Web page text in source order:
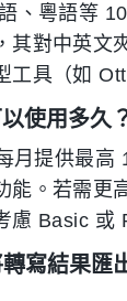
、粵語等
其對中英文
工具（如
使用多久
月提供最高
能。若需更
慮 Basic 或
寫結果匯